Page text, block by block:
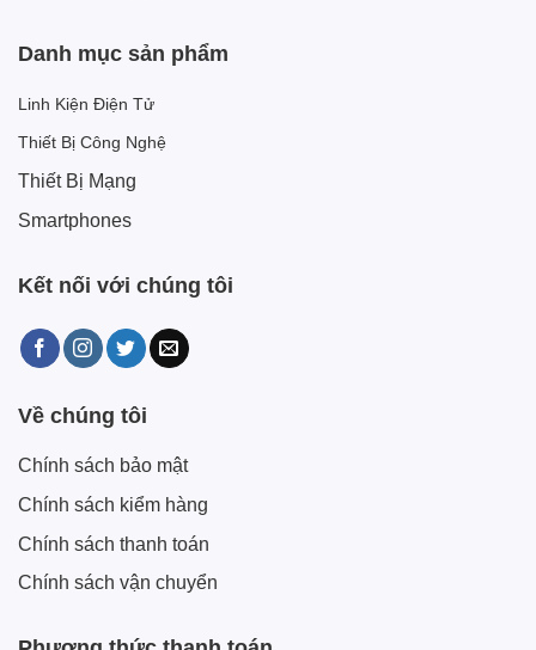
Danh mục sản phẩm
Linh Kiện Điện Tử
Thiết Bị Công Nghệ
Thiết Bị Mạng
Smartphones
Kết nối với chúng tôi
Về chúng tôi
Chính sách bảo mật
Chính sách kiểm hàng
Chính sách thanh toán
Chính sách vận chuyển